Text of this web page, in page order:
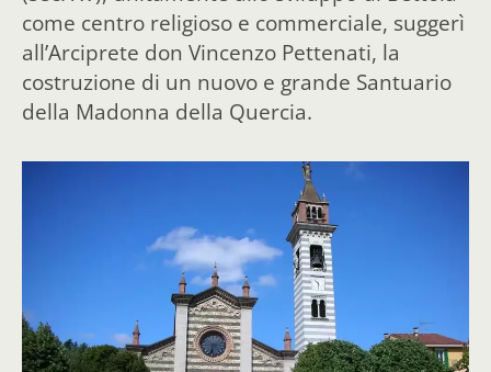
come centro religioso e commerciale, suggerì
all’Arciprete don Vincenzo Pettenati, la
costruzione di un nuovo e grande Santuario
della Madonna della Quercia.